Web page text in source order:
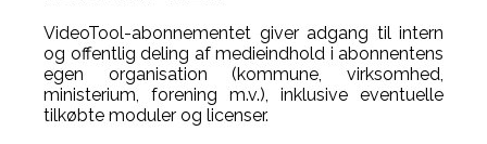
VideoTool-abonnementet giver adgang til intern
og offentlig deling af medieindhold i abonnentens
egen organisation (kommune, virksomhed,
ministerium, forening m.v.), inklusive eventuelle
tilkøbte moduler og licenser.